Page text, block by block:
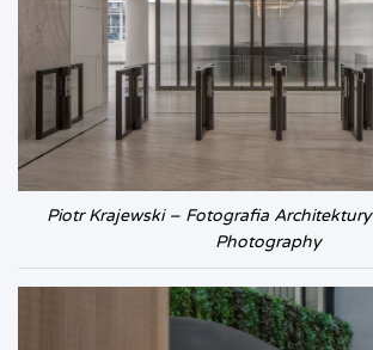
Piotr Krajewski – Fotografia
Photography